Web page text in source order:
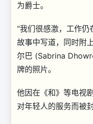
为爵士。
“我们很感激，工作
故事中写道，同时附
尔巴 (Sabrina
牌的照片。
他因在《和》等电视
对年轻人的服务而被